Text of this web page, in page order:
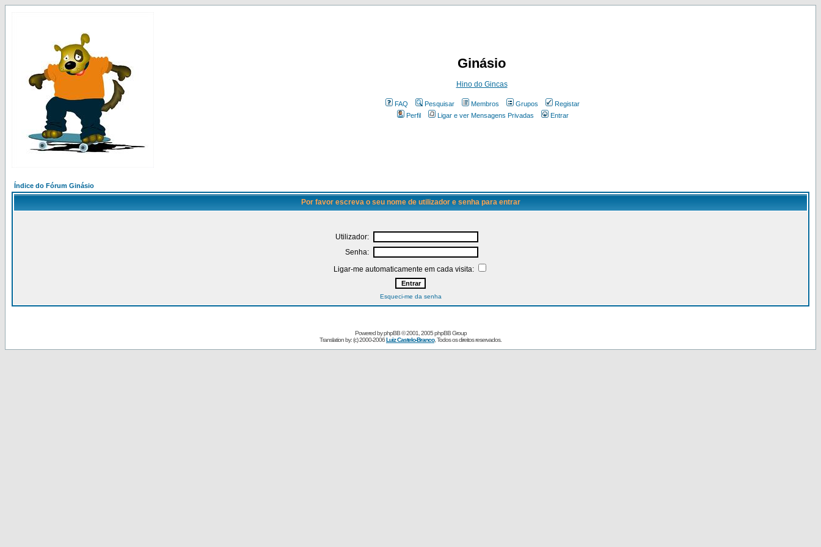
Ginásio
Hino do Gincas
FAQ Pesquisar Membros Grupos
Registar
Perfil
Ligar e ver Mensagens Privadas Entrar
Índice do Fórum Ginásio
Por favor escreva o seu nome de utilizador e senha para entrar
Utilizador:
Senha:
Ligar-me automaticamente em cada visita:
Esqueci-me da senha
Powered byphpBB© 2001, 2005 phpBB Group
Translation by: (c) 2000-2006Luiz Castelo-Branco, Todos os direitos reservados.